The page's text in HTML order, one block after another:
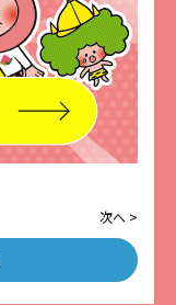
次へ >